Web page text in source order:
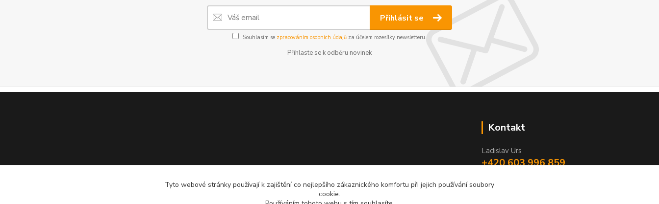
Přihlásit se
Souhlasím se zpracováním osobních údajů za účelem rozesílky newsletteru.
Přihlaste se k odběru novinek
Kontakt
Ladislav Urs
+420 603 996 859
Tyto webové stránky používají k zajištění co nejlepšího zákaznického komfortu při jejich používání soubory
cookie.